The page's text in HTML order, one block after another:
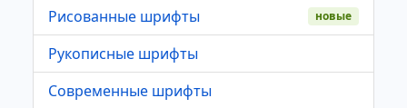
Рисованные шрифты
новые
Рукописные шрифты
Современные шрифты